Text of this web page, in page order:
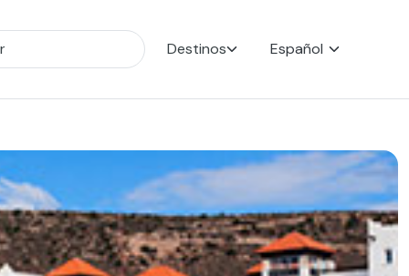
Destinos Español